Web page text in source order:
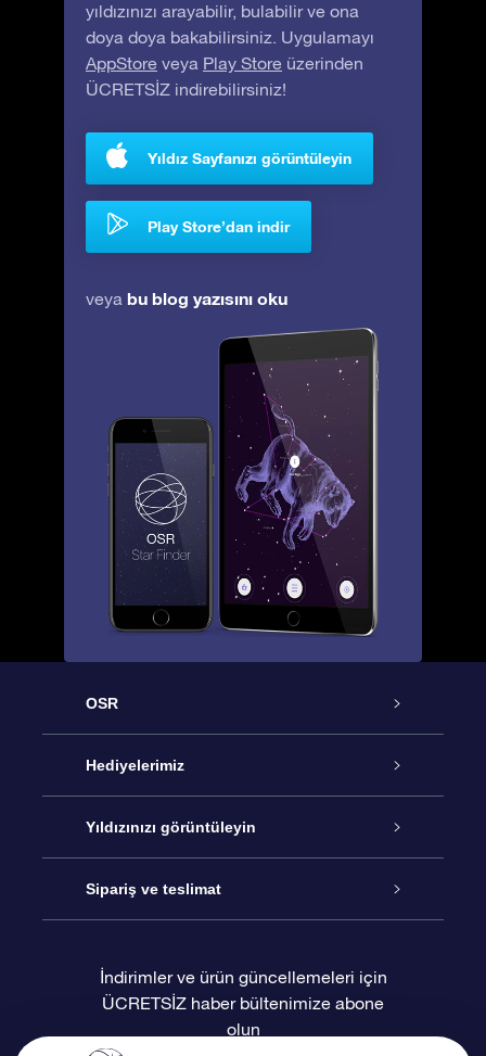
yıldızınızı arayabilir, bulabilir ve ona
doya doya bakabilirsiniz. Uygulamayı
AppStore veya Play Store üzerinden
ÜCRETSİZ indirebilirsiniz!
Yıldız Sayfanızı görüntüleyin
Play Store’dan indir
veya bu blog yazısını oku
OSR
Hizmet
İletişim
Blogu
Değerlendirmeler
Hediyelerimiz
Çevrimiçi Yıldız Hediyesi
OSR Hediye Paketi
OSR Hediye Kartı
Yıldızınızı görüntüleyin
Star Register
Kişiselleştirilmiş Yıldız Sayfası
Sipariş ve teslimat
Ödeme bilgileri
İndirimler ve ürün güncellemeleri için
ÜCRETSİZ haber bültenimize abone
olun